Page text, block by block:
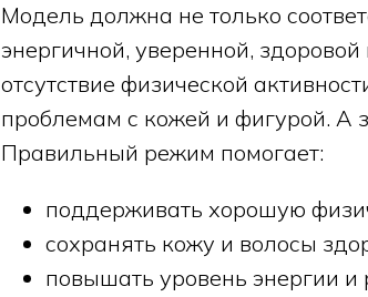
Модель должна не только
энергичной, уверенной,
отсутствие физической
проблемам с кожей и фигурой. А
Правильный режим помогает:
поддерживать хорошую
сохранять кожу и волосы
повышать уровень энергии и